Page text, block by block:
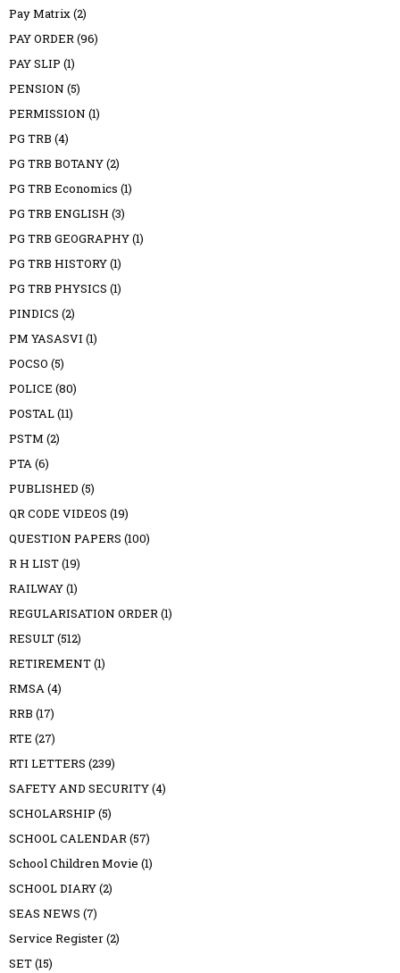
Pay Matrix(2)
PAY ORDER(96)
PAY SLIP (1)
PENSION (5)
PERMISSION (1)
PG TRB (4)
PG TRB BOTANY(2)
PG TRB Economics (1)
PG TRB ENGLISH (3)
PG TRB GEOGRAPHY(1)
PG TRB HISTORY(1)
PG TRB PHYSICS (1)
PINDICS (2)
PM YASASVI (1)
POCSO (5)
POLICE (80)
POSTAL(11)
PSTM (2)
PTA(6)
PUBLISHED (5)
QR CODE VIDEOS (19)
QUESTION PAPERS (100)
R H LIST(19)
RAILWAY(1)
REGULARISATION ORDER(1)
RESULT(512)
RETIREMENT(1)
RMSA(4)
RRB (17)
RTE (27)
RTI LETTERS (239)
SAFETY AND SECURITY(4)
SCHOLARSHIP (5)
SCHOOL CALENDAR(57)
School Children Movie (1)
SCHOOL DIARY(2)
SEAS NEWS (7)
Service Register(2)
SET(15)